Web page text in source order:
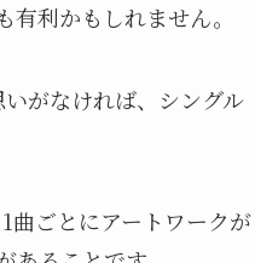
利かもしれません。
がなければ、シングル
曲ごとにアートワークが